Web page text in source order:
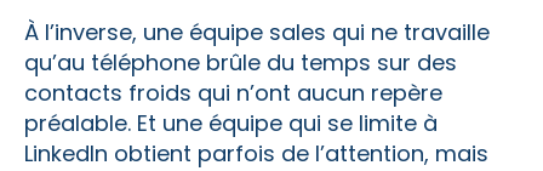
À l’inverse, une équipe sales qui ne travaille
qu’au téléphone brûle du temps sur des
contacts froids qui n’ont aucun repère
préalable. Et une équipe qui se limite à
LinkedIn obtient parfois de l’attention, mais